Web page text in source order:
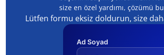
size en özel yardımı, çözümü
Lütfen formu eksiz doldurun, size
Ad Soyad